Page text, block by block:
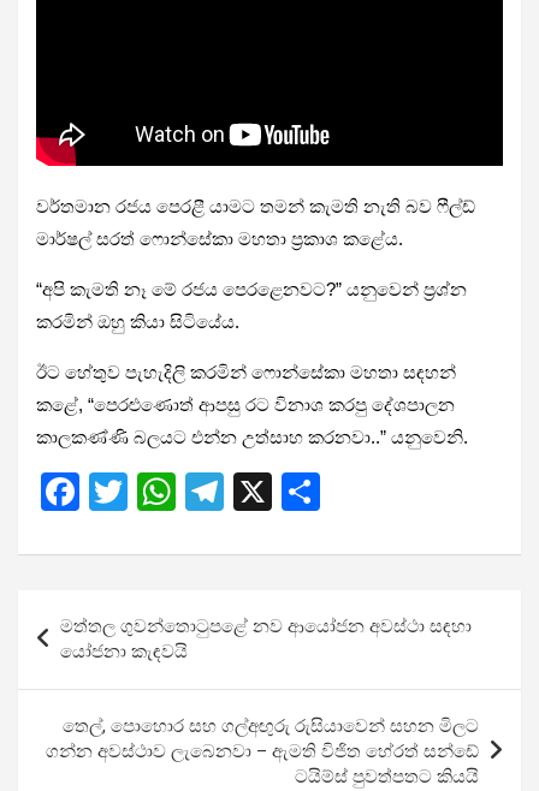
වර්තමාන රජය පෙරළී යාමට තමන් කැමති නැති බව ෆීල්ඩ්
මාර්ෂල් සරත් ෆොන්සේකා මහතා ප්‍රකාශ කළේය.
“අපි කැමති නෑ මේ රජය පෙරළෙනවට?” යනුවෙන් ප්‍රශ්න
කරමින් ඔහු කියා සිටියේය.
ඊට හේතුව පැහැදිලි කරමින් ෆොන්සේකා මහතා සඳහන්
කළේ, “පෙරළුණොත් ආපසු රට විනාශ කරපු දේශපාලන
කාලකණ්ණි බලයට එන්න උත්සාහ කරනවා..” යනුවෙනි.
F
ce
b
o
o
k
T
tt
er
W
at
A
p
p
T
e
gr
a
m
X
ar
e
navigation
මත්තල ගුවන්තොටුපළේ නව ආයෝජන අවස්ථා සඳහා
යෝජනා කැඳවයි
තෙල්, පොහොර සහ ගල්අඟුරු රුසියාවෙන් සහන මිලට
ගන්න අවස්ථාව ලැබෙනවා – ඇමති විජිත හේරත් සන්ඩේ
ටයිම්ස් පුවත්පතට කියයි